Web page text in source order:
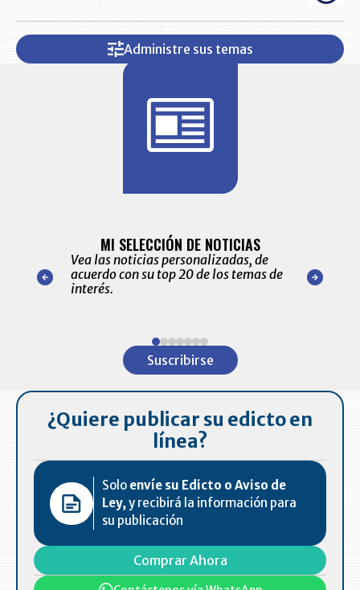
Administre sus temas
nuestro
para
MI SELECCIÓN DE NOTICIAS
Vea las noticias personalizadas, de
acuerdo con su top 20 de los temas de
interés.
de las
Suscribirse
¿Quiere publicar su edicto en
línea?
Solo envíe su Edicto o Aviso de
Ley,y recibirá la información para
su publicación
Comprar Ahora